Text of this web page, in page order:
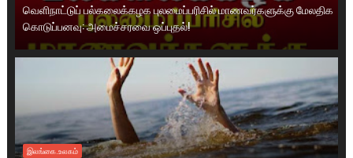
வெளிநாட்டுப் பல்கலைக்கழக புலமைப்பரிசில் மாணவர்களுக்கு மேலதிக
கொடுப்பனவு: அமைச்சரவை ஒப்புதல்!
இலங்கை.உலகம்